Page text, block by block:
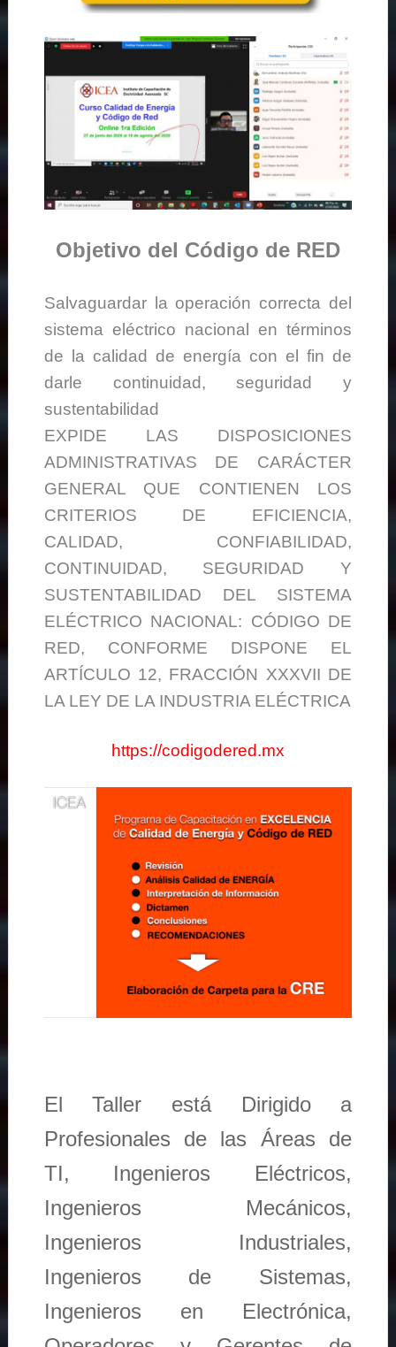
Objetivo del Código de RED
Salvaguardar la operación correcta del
sistema eléctrico nacional en términos
de la calidad de energía con el fin de
darle continuidad, seguridad y
sustentabilidad
EXPIDE LAS DISPOSICIONES
ADMINISTRATIVAS DE CARÁCTER
GENERAL QUE CONTIENEN LOS
CRITERIOS DE EFICIENCIA,
CALIDAD, CONFIABILIDAD,
CONTINUIDAD, SEGURIDAD Y
SUSTENTABILIDAD DEL SISTEMA
ELÉCTRICO NACIONAL: CÓDIGO DE
RED, CONFORME DISPONE EL
ARTÍCULO 12, FRACCIÓN XXXVII DE
LA LEY DE LA INDUSTRIA ELÉCTRICA
https://codigodered.mx
El Taller está Dirigido a
Profesionales de las Áreas de
TI, Ingenieros Eléctricos,
Ingenieros Mecánicos,
Ingenieros Industriales,
Ingenieros de Sistemas,
Ingenieros en Electrónica,